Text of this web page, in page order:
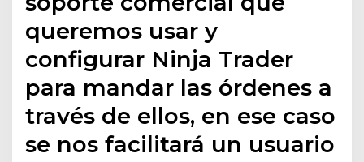
queremos usar y
configurar Ninja Trader
para mandar las órdenes a
través de ellos, en ese caso
se nos facilitará un usuario